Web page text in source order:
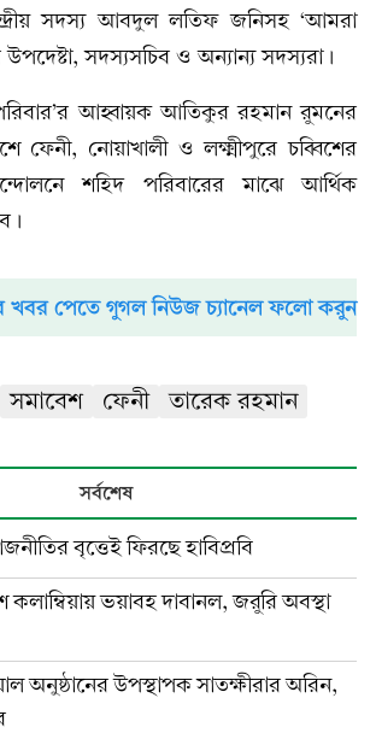
সদস্য আবদুল লতিফ জনিসহ ‘আমরা
উপদেষ্টা, সদস্যসচিব ও অন্যান্য সদস্যরা।
আহ্বায়ক আতিকুর রহমান রুমনের
ফেনী, নোয়াখালী ও লক্ষ্মীপুরে চব্বিশের
শহিদ পরিবারের মাঝে আর্থিক
খবর পেতে গুগল নিউজ চ্যানেল ফলো করুন
সমাবেশ ফেনী তারেক রহমান
সর্বশেষ
বৃত্তেই ফিরছে হাবিপ্রবি
কলাম্বিয়ায় ভয়াবহ দাবানল, জরুরি অবস্থা
অনুষ্ঠানের উপস্থাপক সাতক্ষীরার অরিন,